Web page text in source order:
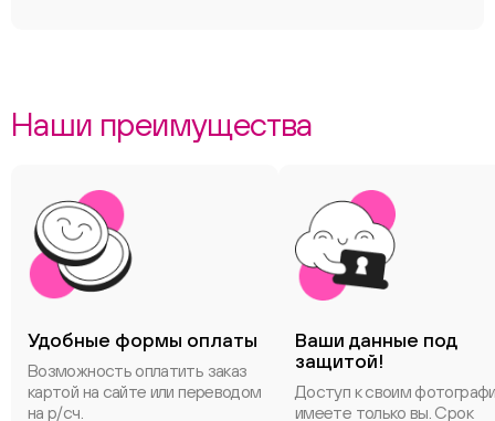
снова понадобится печатать обязательно обращусь ещё.
Спасибо.
Наши преимущества
Удобные формы оплаты
Возможность оплатить заказ
картой на сайте или переводом
на р/сч.
Ваши данные под
защитой!
Доступ к своим
имеете только вы. Срок